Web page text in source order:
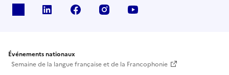
Linkedin Facebook Instagram
Événements nationaux
Semaine de la langue française et de la Francophonie